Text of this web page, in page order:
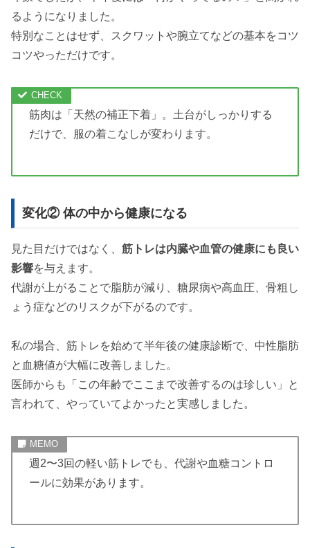
るようになりました。
特別なことはせず、スクワットや腕立てなどの基本をコツ
コツやっただけです。
筋肉は「天然の補正下着」。土台がしっかりする
だけで、服の着こなしが変わります。
変化② 体の中から健康になる
見た目だけではなく、 筋トレは内臓や血管の健康にも良い
影響を与えます。
代謝が上がることで脂肪が減り、糖尿病や高血圧、骨粗し
ょう症などのリスクが下がるのです。
私の場合、筋トレを始めて半年後の健康診断で、中性脂肪
と血糖値が大幅に改善しました。
医師からも「この年齢でここまで改善するのは珍しい」と
言われて、やっていてよかったと実感しました。
週2〜3回の軽い筋トレでも、代謝や血糖コントロ
ールに効果があります。